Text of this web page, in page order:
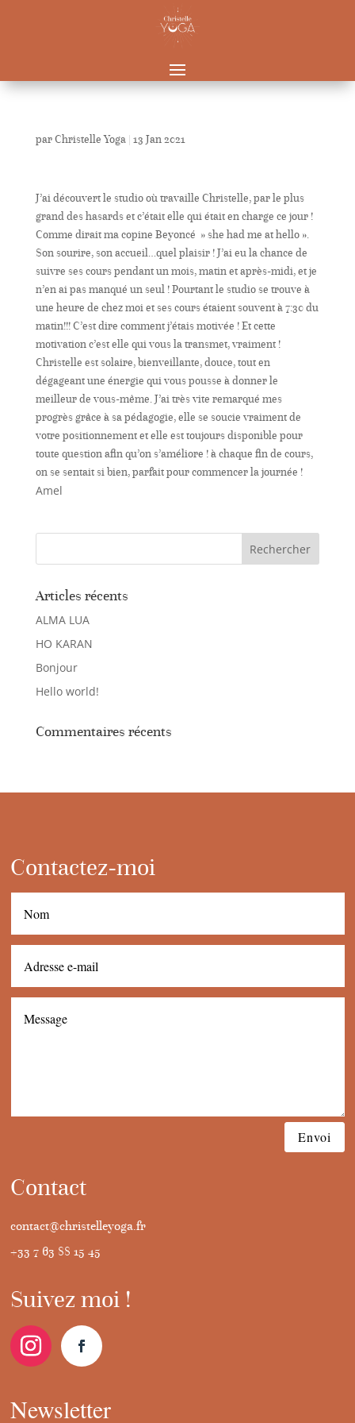
parChristelle Yoga| 13 Jan 2021
J’ai découvert le studio où travaille Christelle, par le plus
grand des hasards et c’était elle qui était en charge ce jour !
Comme dirait ma copine Beyoncé » she had me at hello ».
Son sourire, son accueil…quel plaisir ! J’ai eu la chance de
suivre ses cours pendant un mois, matin et après-midi, et je
n’en ai pas manqué un seul ! Pourtant le studio se trouve à
une heure de chez moi et ses cours étaient souvent à 7:30 du
matin!!! C’est dire comment j’étais motivée ! Et cette
motivation c’est elle qui vous la transmet, vraiment !
Christelle est solaire, bienveillante, douce, tout en
dégageant une énergie qui vous pousse à donner le
meilleur de vous-même. J’ai très vite remarqué mes
progrès grâce à sa pédagogie, elle se soucie vraiment de
votre positionnement et elle est toujours disponible pour
toute question afin qu’on s’améliore ! à chaque fin de cours,
on se sentait si bien, parfait pour commencer la journée !
Amel
Articles récents
ALMA LUA
HO KARAN
Bonjour
Hello world!
Commentaires récents
Contactez-moi
Envoi
Contact
contact@christelleyoga.fr
+33 7 63 88 15 45
Suivez moi !
Newsletter